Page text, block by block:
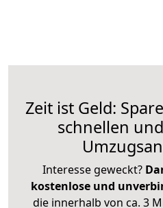
Zeit ist Geld:
schnellen
Interesse geweckt?
kostenlose und
die innerhalb von ca. 3